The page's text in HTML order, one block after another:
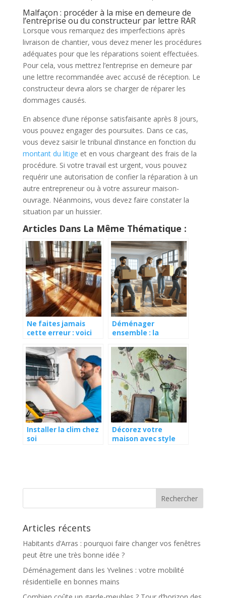
Malfaçon : procéder à la mise en demeure de
l’entreprise ou du constructeur par lettre RAR
Lorsque vous remarquez des imperfections après
livraison de chantier, vous devez mener les procédures
adéquates pour que les réparations soient effectuées.
Pour cela, vous mettrez l’entreprise en demeure par
une lettre recommandée avec accusé de réception. Le
constructeur devra alors se charger de réparer les
dommages causés.
En absence d’une réponse satisfaisante après 8 jours,
vous pouvez engager des poursuites. Dans ce cas,
vous devez saisir le tribunal d’instance en fonction du
montant du litige et en vous chargeant des frais de la
procédure. Si votre travail est urgent, vous pouvez
requérir une autorisation de confier la réparation à un
autre entrepreneur ou à votre assureur maison-
ouvrage. Néanmoins, vous devez faire constater la
situation par un huissier.
Articles Dans La Même Thématique :
Ne faites jamais
cette erreur : voici
parquet massif
impeccable
Déménager
ensemble : la
puissance du co-
déménagement
Installer la clim chez
soi
Décorez votre
maison avec style
Articles récents
Habitants d’Arras : pourquoi faire changer vos fenêtres
peut être une très bonne idée ?
Déménagement dans les Yvelines : votre mobilité
résidentielle en bonnes mains